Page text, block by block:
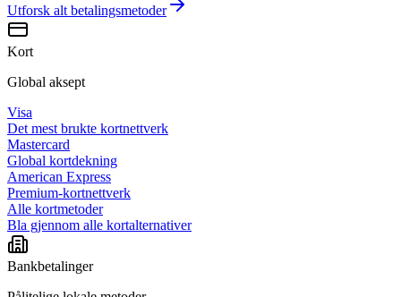
Utforsk alt betalingsmetoder
Kort
Global aksept
Visa
Det mest brukte kortnettverk
Mastercard
Global kortdekning
American Express
Premium-kortnettverk
Alle kortmetoder
Bla gjennom alle kortalternativer
Bankbetalinger